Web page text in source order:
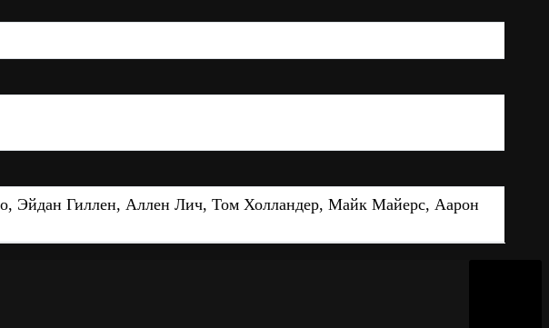
Гиллен, Аллен Лич, Том Холландер, Майк Майерс, Аарон